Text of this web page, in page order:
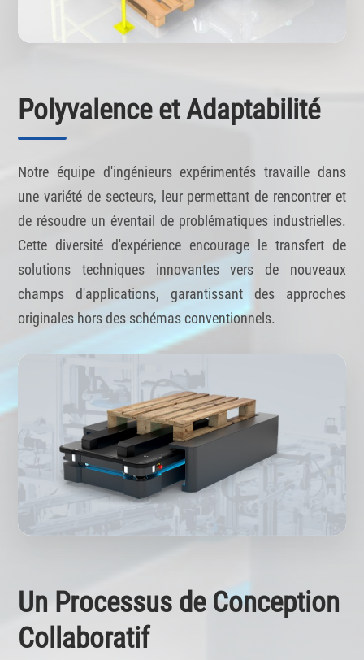
Polyvalence et Adaptabilité
Notre équipe d'ingénieurs expérimentés travaille dans
une variété de secteurs, leur permettant de rencontrer et
de résoudre un éventail de problématiques industrielles.
Cette diversité d'expérience encourage le transfert de
solutions techniques innovantes vers de nouveaux
champs d'applications, garantissant des approches
originales hors des schémas conventionnels.
Un Processus de Conception
Collaboratif